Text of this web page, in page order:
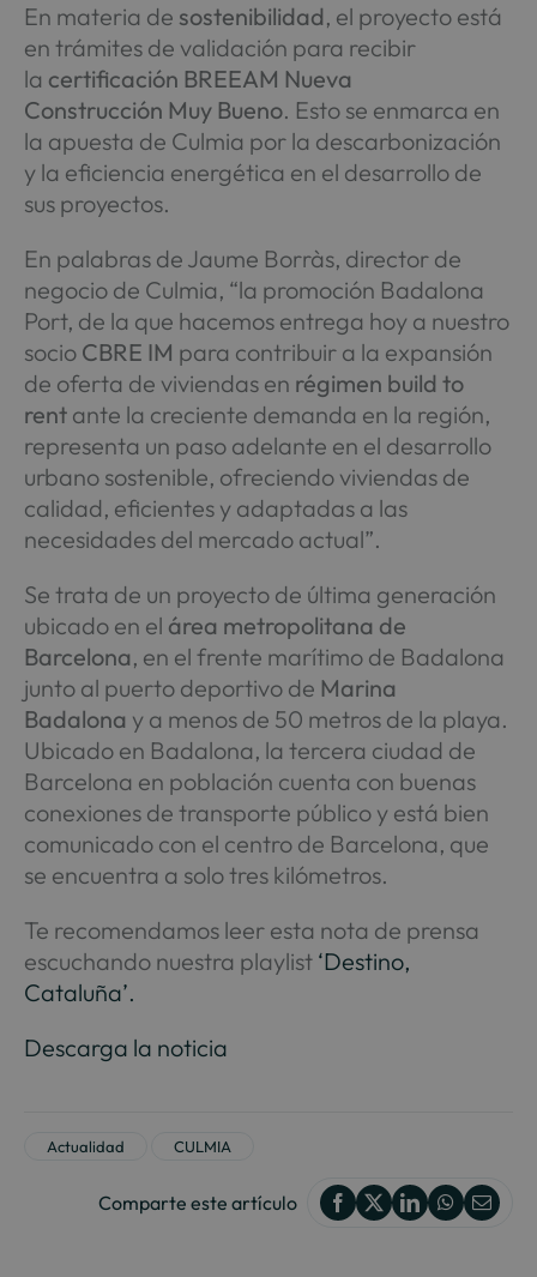
En materia de sostenibilidad, el proyecto está
en trámites de validación para recibir
la certificación BREEAM Nueva
Construcción Muy Bueno. Esto se enmarca en
la apuesta de Culmia por la descarbonización
y la eficiencia energética en el desarrollo de
sus proyectos.
En palabras de Jaume Borràs, director de
negocio de Culmia, “la promoción Badalona
Port, de la que hacemos entrega hoy a nuestro
socio CBRE IM para contribuir a la expansión
de oferta de viviendas en régimen build to
rentante la creciente demanda en la región,
representa un paso adelante en el desarrollo
urbano sostenible, ofreciendo viviendas de
calidad, eficientes y adaptadas a las
necesidades del mercado actual”.
Se trata de un proyecto de última generación
ubicado en el área metropolitana de
Barcelona, en el frente marítimo de Badalona
junto al puerto deportivo de Marina
Badalona y a menos de 50 metros de la playa.
Ubicado en Badalona, la tercera ciudad de
Barcelona en población cuenta con buenas
conexiones de transporte público y está bien
comunicado con el centro de Barcelona, que
se encuentra a solo tres kilómetros.
Te recomendamos leer esta nota de prensa
escuchando nuestra playlist ‘Destino,
Cataluña’.
Descarga la noticia
Actualidad CULMIA
Comparte este artículo